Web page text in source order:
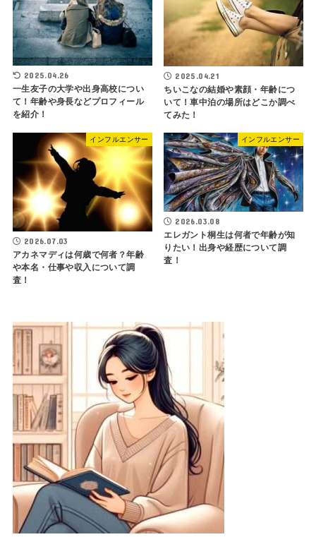
2025.04.26
一生友子の大学や出身高校につい
て！年齢や身長などプロフィール
を紹介！
2025.04.21
ちいこなの結婚や素顔・年齢につ
いて！車中泊の場所はどこか調べ
てみた！
インフルエンサー
2026.07.03
アカネマディは何歳で何者？年齢
や本名・仕事や収入について調
査！
インフルエンサー
2026.03.08
エレガント桐生は何者で年齢が知
りたい！出身や経歴について調
査！